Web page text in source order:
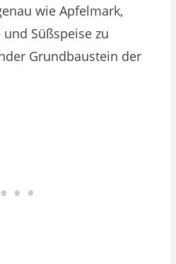
wie Apfelmark,
Süßspeise zu
Grundbaustein der